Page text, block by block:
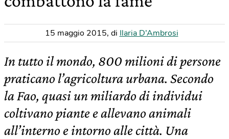
15 maggio 2015, di Ilaria D’Ambrosi
In tutto il mondo, 800 milioni di persone
praticano l’agricoltura urbana. Secondo
la Fao, quasi un miliardo di individui
coltivano piante e allevano animali
all’interno e intorno alle città. Una